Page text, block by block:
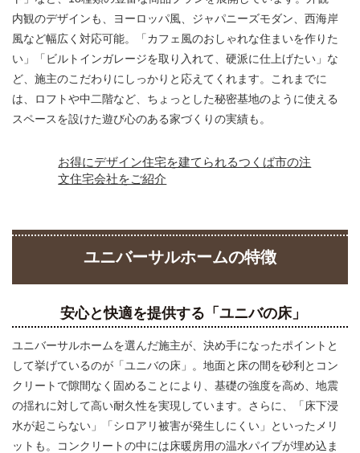
内観のデザインも、ヨーロッパ風、ジャパニーズモダン、西海岸
風など幅広く対応可能。「カフェ風のおしゃれな住まいを作りた
い」「ビルトインガレージを取り入れて、硬派に仕上げたい」な
ど、施主のこだわりにしっかりと応えてくれます。これまでに
は、ロフトや中二階など、ちょっとした秘密基地のように使える
スペースを設けた遊び心のある家づくりの実績も。
お得にデザイン住宅を建てられるつくば市の注
文住宅会社をご紹介
ユニバーサルホームの特徴
安心と快適を提供する「ユニバの床」
ユニバーサルホームを選んだ施主が、決め手になったポイントと
して挙げているのが「ユニバの床」。地面と床の間を砂利とコン
クリートで隙間なく固めることにより、基礎の強度を高め、地震
の揺れに対して高い耐久性を実現しています。さらに、「床下浸
水が起こらない」「シロアリ被害が発生しにくい」といったメリ
ットも。コンクリートの中には床暖房用の温水パイプが埋め込ま